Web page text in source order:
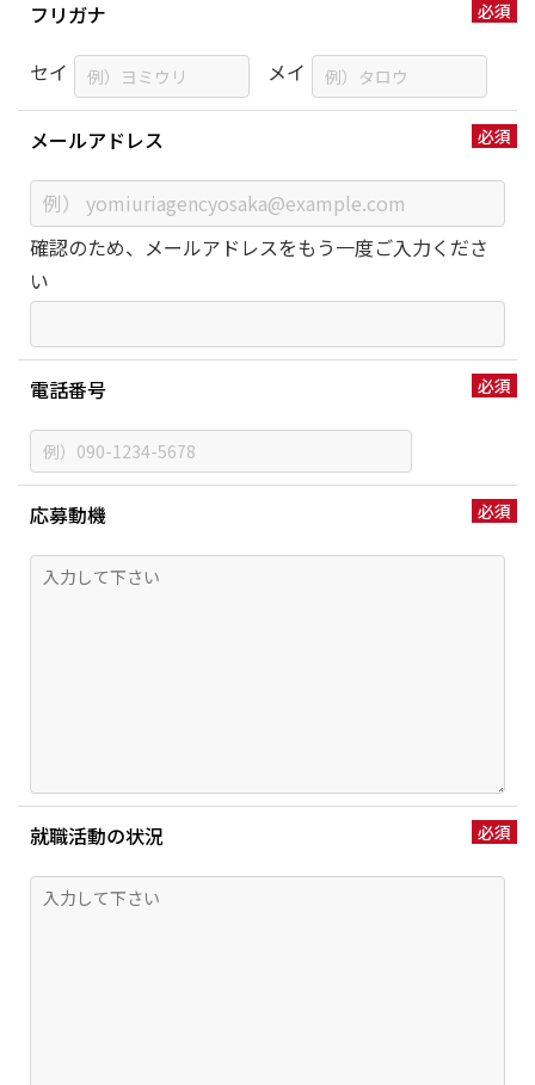
フリガナ
セイ
メイ
メールアドレス
確認のため、メールアドレスをもう一度ご入力くださ
い
電話番号
応募動機
就職活動の状況